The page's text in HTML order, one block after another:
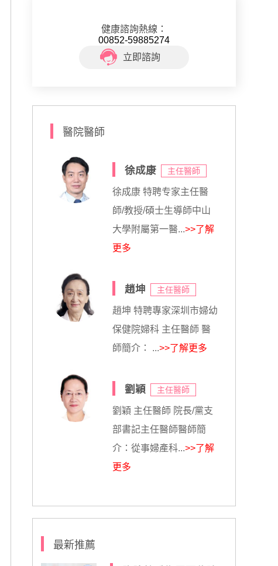
健康諮詢熱線：
00852-59885274
立即諮詢
醫院醫師
徐成康 主任醫師
徐成康 特聘专家主任醫
師/教授/碩士生導師中山
大學附屬第一醫...>>了解
更多
趙坤 主任醫師
趙坤 特聘專家深圳市婦幼
保健院婦科 主任醫師 醫
師簡介： ...>>了解更多
劉穎 主任醫師
劉穎 主任醫師 院長/黨支
部書記主任醫師醫師簡
介：從事婦產科...>>了解
更多
最新推薦